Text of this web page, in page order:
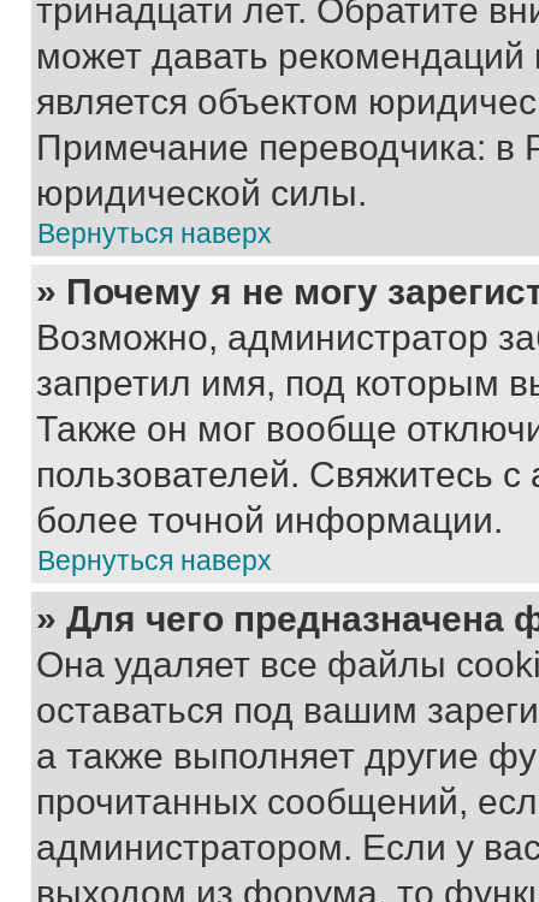
тринадцати лет. Обратите
может давать
является объектом
Примечание переводчика: в
юридической силы.
Вернуться наверх
» Почему я не могу
Возможно, администратор
запретил имя, под которым
Также он мог вообще
пользователей. Свяжитесь
более точной информации.
Вернуться наверх
» Для чего предназначена
Она удаляет все файлы
оставаться под вашим
а также выполняет другие
прочитанных сообщений,
администратором. Если у
выходом из форума, то